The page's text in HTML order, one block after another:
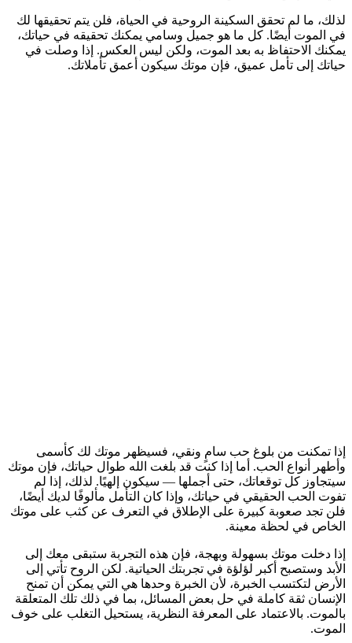
لذلك، ما لم تحقق السكينة الروحية في الحياة، فلن يتم تحقيقها لك
في الموت أيضًا. كل ما هو جميل وسامي يمكنك تحقيقه في حياتك،
يمكنك الاحتفاظ به بعد الموت، ولكن ليس العكس. إذا وصلت في
حياتك إلى تأمل عميق، فإن موتك سيكون أعمق تأملاتك.
إذا تمكنت من بلوغ حب سامٍ ونقي، فسيظهر موتك لك كأسمى
وأطهر أنواع الحب. أما إذا كنت قد بلغت الله طوال حياتك، فإن موتك
سيتجاوز كل توقعاتك، حتى أجملها — سيكون إلهيًا. لذلك، إذا لم
تفوت الحب الحقيقي في حياتك، وإذا كان التأمل مألوفًا لديك أيضًا،
فلن تجد صعوبة كبيرة على الإطلاق في التعرف عن كثب على موتك
الخاص في لحظة معينة.
إذا دخلت موتك بسهولة وبهجة، فإن هذه التجربة ستبقى معك إلى
الأبد وستصبح أكبر لؤلؤة في تجربتك الحياتية. لكن الروح تأتي إلى
الأرض لتكتسب الخبرة، لأن الخبرة وحدها هي التي يمكن أن تمنح
الإنسان ثقة كاملة في حل بعض المسائل، بما في ذلك تلك المتعلقة
بالموت. بالاعتماد على المعرفة النظرية، يستحيل التغلب على خوف
الموت.